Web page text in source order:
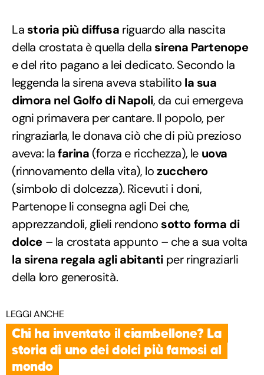
La storia più diffusa riguardo alla nascita
della crostata è quella della sirena Partenope
e del rito pagano a lei dedicato. Secondo la
leggenda la sirena aveva stabilito la sua
dimora nel Golfo di Napoli, da cui emergeva
ogni primavera per cantare. Il popolo, per
ringraziarla, le donava ciò che di più prezioso
aveva: lafarina (forza e ricchezza), le uova
(rinnovamento della vita), lozucchero
(simbolo di dolcezza). Ricevuti i doni,
Partenope li consegna agli Dei che,
apprezzandoli, glieli rendono sotto forma di
dolce – la crostata appunto – che a sua volta
la sirena regala agli abitanti per ringraziarli
della loro generosità.
LEGGI ANCHE
Chi ha inventato il ciambellone? La
storia di uno dei dolci più famosi al
mondo